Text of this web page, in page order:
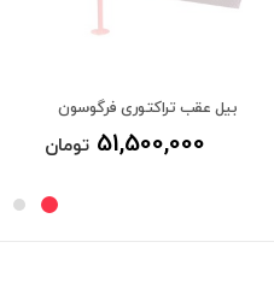
بیل عقب تراکتوری فرگوسون
51,500,000 تومان